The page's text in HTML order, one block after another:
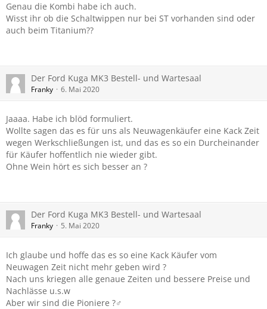
Genau die Kombi habe ich auch.
Wisst ihr ob die Schaltwippen nur bei ST vorhanden sind oder
auch beim Titanium??
Der Ford Kuga MK3 Bestell- und Wartesaal
Franky 6. Mai 2020
Jaaaa. Habe ich blöd formuliert.
Wollte sagen das es für uns als Neuwagenkäufer eine Kack Zeit
wegen Werkschließungen ist, und das es so ein Durcheinander
für Käufer hoffentlich nie wieder gibt.
Ohne Wein hört es sich besser an ?
Der Ford Kuga MK3 Bestell- und Wartesaal
Franky 5. Mai 2020
Ich glaube und hoffe das es so eine Kack Käufer vom
Neuwagen Zeit nicht mehr geben wird ?
Nach uns kriegen alle genaue Zeiten und bessere Preise und
Nachlässe u.s.w
Aber wir sind die Pioniere ?‍♂️